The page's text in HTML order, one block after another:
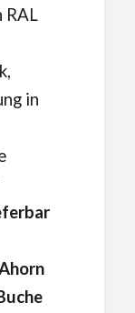
RAL
in